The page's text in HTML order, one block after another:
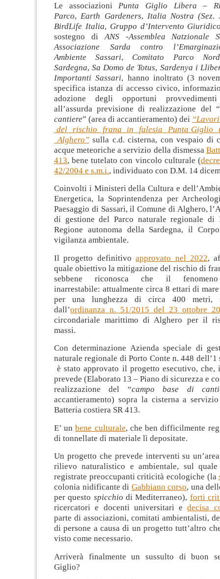
Le associazioniPunta Giglio Libera –
Parco,Earth Gardeners, Italia Nostra (Sez.
BirdLife Italia, Gruppo d’Intervento
sostegno diANS -Assemblea Natzionale
Associazione Sarda contro
Ambiente Sassari, Comitato Parco
Sardegna,Sa Domo de Totus, Sardenya i
Importanti Sassari, hanno inoltrato (3
specifica istanza di accesso civico,
adozione degli opportuni
all’assurda previsione di realizzazione del “
cantiere” (area di accantieramento) dei
del rischio frana in falesia Punta Giglio
Alghero”sulla c.d. cisterna, con vespaio di
acque meteoriche a servizio della dismessa
413, bene tutelato con vincolo culturale (
42/2004 e s.m.i., individuato con D.M. 14
Coinvolti i Ministeri della Cultura e
Energetica, la Soprintendenza per
Paesaggio di Sassari, il Comune di Alghero,
di gestione del Parco naturale regionale di
Regione autonoma della Sardegna, il
vigilanza ambientale.
Il progetto definitivoapprovato nel 2022,
quale obiettivo la mitigazione del rischio di
sebbene riconosca che il
inarrestabile: attualmente circa 8 ettari di
per una lunghezza di circa 400 metri,
dall’ordinanza n. 51/2015 del 23 ottobre
circondariale marittimo di Alghero per il
massi.
Con determinazione Azienda speciale di
naturale regionale di Porto Conte n. 448
è stato approvato il progetto esecutivo, che,
prevede (Elaborato 13 – Piano di sicurezza e
realizzazione del “campo base di
accantieramento) sopra la cisterna a
Batteria costiera SR 413.
E’ unbene culturale, che ben difficilmente
di tonnellate di materiale lì depositate.
Un progetto che prevede interventi su
rilievo naturalistico e ambientale, sul
registrate preoccupanti criticità ecologiche (la
colonia nidificante di Gabbiano corso, una
per questo spicchio di Mediterraneo), forti
ricercatori e docenti universitari edecisa
parte di associazioni, comitati ambientalisti,
di persone a causa di un progetto tutt’altro
visto come necessario.
Arriverà finalmente un sussulto di buon
Giglio?